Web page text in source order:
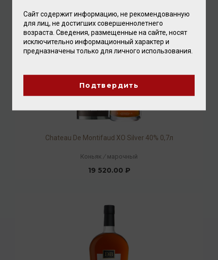
Chateau De Montifaud XO Silver 40% 0,7л
Коньяк / марочный
19 520.00 ₽
Сайт содержит информацию, не рекомендованную
для лиц, не достигших совершеннолетнего
возраста. Сведения, размещенные на сайте, носят
исключительно информационный характер и
предназначены только для личного использования.
Подтвердить